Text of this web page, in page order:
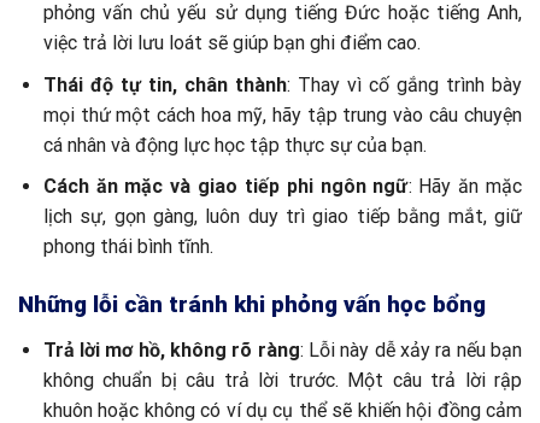
phỏng vấn chủ yếu sử dụng tiếng Đức hoặc tiếng Anh,
việc trả lời lưu loát sẽ giúp bạn ghi điểm cao.
Thái độ tự tin, chân thành: Thay vì cố gắng trình bày
mọi thứ một cách hoa mỹ, hãy tập trung vào câu chuyện
cá nhân và động lực học tập thực sự của bạn.
Cách ăn mặc và giao tiếp phi ngôn ngữ: Hãy ăn mặc
lịch sự, gọn gàng, luôn duy trì giao tiếp bằng mắt, giữ
phong thái bình tĩnh.
Những lỗi cần tránh khi phỏng vấn học bổng
Trả lời mơ hồ, không rõ ràng: Lỗi này dễ xảy ra nếu bạn
không chuẩn bị câu trả lời trước. Một câu trả lời rập
khuôn hoặc không có ví dụ cụ thể sẽ khiến hội đồng cảm